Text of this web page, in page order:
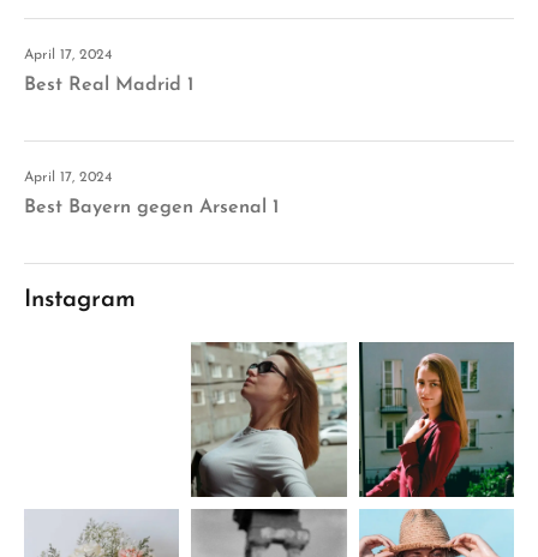
April 17, 2024
Best Real Madrid 1
April 17, 2024
Best Bayern gegen Arsenal 1
Instagram